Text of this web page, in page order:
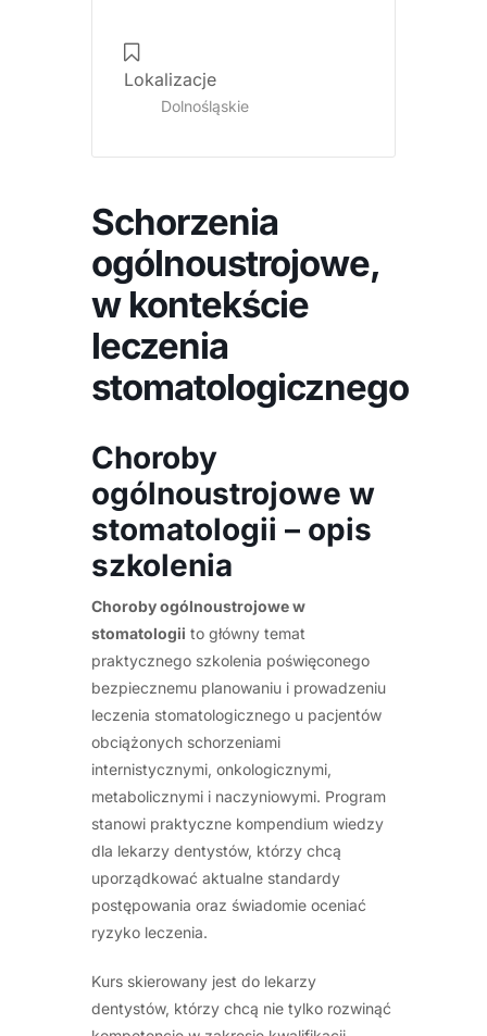
Lokalizacje
Dolnośląskie
Schorzenia
ogólnoustrojowe,
w kontekście
leczenia
stomatologicznego
Choroby
ogólnoustrojowe w
stomatologii – opis
szkolenia
Choroby ogólnoustrojowe w
stomatologii to główny temat
praktycznego szkolenia poświęconego
bezpiecznemu planowaniu i prowadzeniu
leczenia stomatologicznego u pacjentów
obciążonych schorzeniami
internistycznymi, onkologicznymi,
metabolicznymi i naczyniowymi. Program
stanowi praktyczne kompendium wiedzy
dla lekarzy dentystów, którzy chcą
uporządkować aktualne standardy
postępowania oraz świadomie oceniać
ryzyko leczenia.
Kurs skierowany jest do lekarzy
dentystów, którzy chcą nie tylko rozwinąć